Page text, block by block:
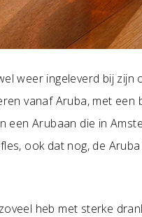
weer ingeleverd bij
vanaf Aruba, met een
een Arubaan die in
ook dat nog, de
heb met sterke